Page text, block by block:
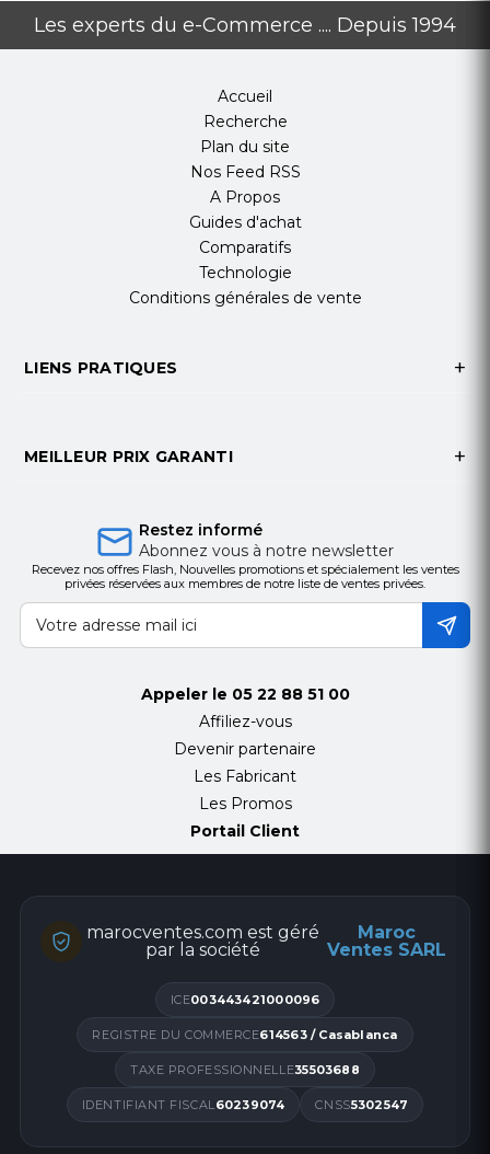
Les experts du e-Commerce .... Depuis 1994
Accueil
Recherche
Plan du site
Nos Feed RSS
A Propos
Guides d'achat
Comparatifs
Technologie
Conditions générales de vente
LIENS PRATIQUES
MEILLEUR PRIX GARANTI
Restez informé
Abonnez vous à notre newsletter
Recevez nos offres Flash, Nouvelles promotions et spécialement les ventes
privées réservées aux membres de notre liste de ventes privées.
Appeler le 05 22 88 51 00
Affiliez-vous
Devenir partenaire
Les Fabricant
Les Promos
Portail Client
marocventes.com est géré
par la société
Maroc
Ventes SARL
ICE003443421000096
REGISTRE DU COMMERCE614563 / Casablanca
TAXE PROFESSIONNELLE35503688
IDENTIFIANT FISCAL60239074 CNSS5302547